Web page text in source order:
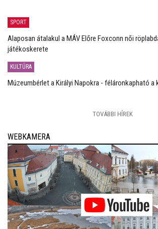
SPORT
Alaposan átalakul a MÁV Előre Foxconn női
játékoskerete
KULTÚRA
Múzeumbérlet a Királyi Napokra - féláronkapható a
TOVÁBBI HÍREK
WEBKAMERA